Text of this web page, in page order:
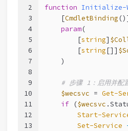
2
3
4
5
6
7
8
9
10
11
12
13
function Initialize-
[CmdletBinding
param(
        [
string]
        [
string[]]
    )
# 步骤 1：启用并配
$wecsvc = Get-
if ($wecsvc
Start-
Set-Service